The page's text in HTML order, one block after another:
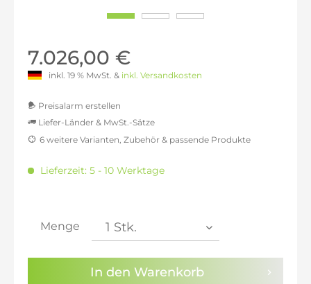
7.026,00 €
inkl. 19 % MwSt. & inkl. Versandkosten
Preisalarm erstellen
Sie haben dieDatenschutzbestimmungenzur
Kenntnis genommen.
Liefer-Länder & MwSt.-Sätze
inkl. 16% MwSt.: 6.848,87 €
inkl. 20% MwSt.: 7.085,04 €
inkl. 21% MwSt.: 7.144,08 €
inkl. 22% MwSt.: 7.203,13 €
6 weitere Varianten, Zubehör & passende Produkte
Lieferzeit: 5 - 10 Werktage
Menge
In den Warenkorb